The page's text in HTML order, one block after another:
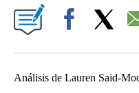
Análisis de Lauren Said-